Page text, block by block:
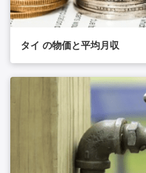
タイ の物価と平均月収